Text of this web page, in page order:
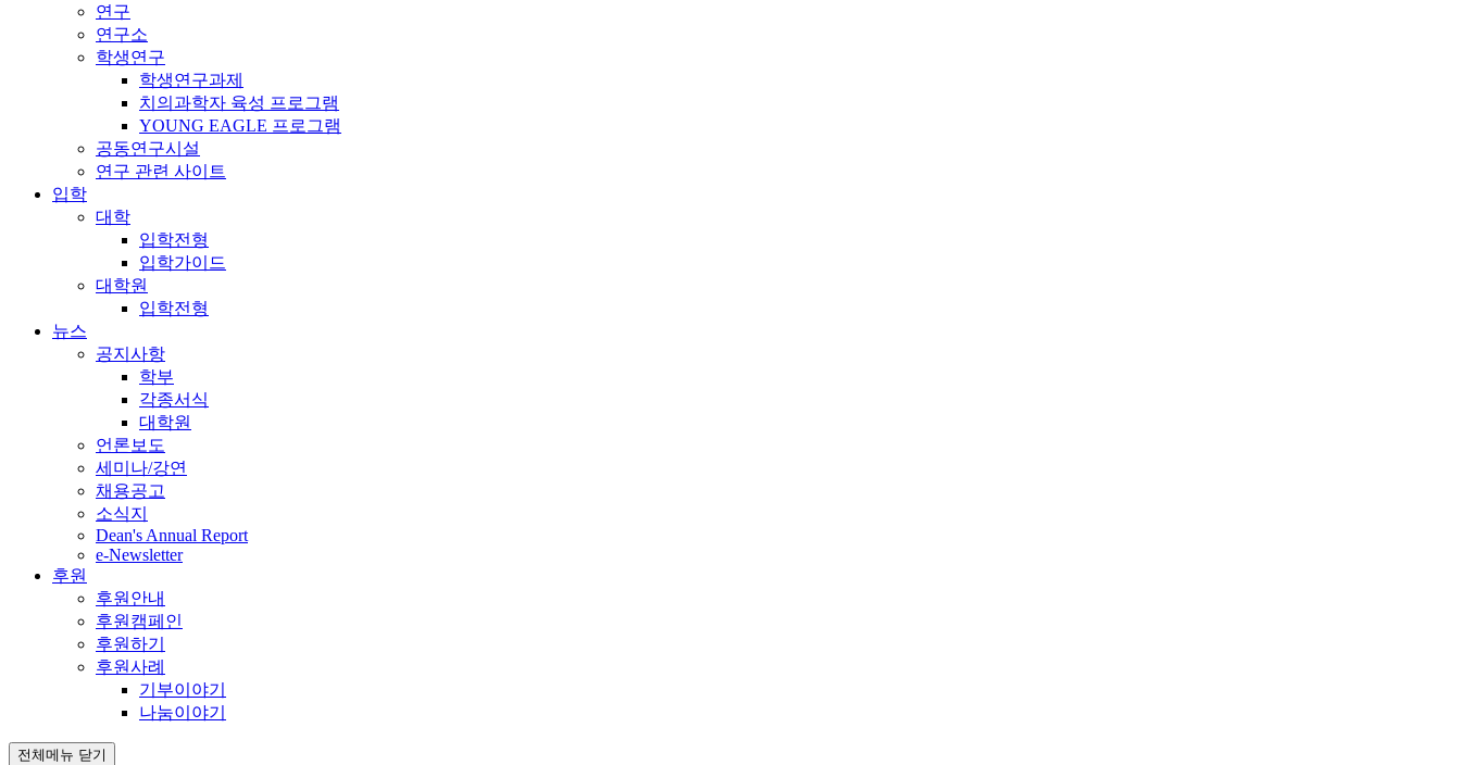
연구
연구소
학생연구
학생연구과제
치의과학자 육성 프로그램
YOUNG EAGLE 프로그램
공동연구시설
연구 관련 사이트
입학
대학
입학전형
입학가이드
대학원
입학전형
뉴스
공지사항
학부
각종서식
대학원
언론보도
세미나/강연
채용공고
소식지
Dean's Annual Report
e-Newsletter
후원
후원안내
후원캠페인
후원하기
후원사례
기부이야기
나눔이야기
전체메뉴 닫기